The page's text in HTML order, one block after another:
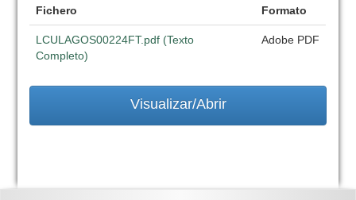
Fichero Formato
LCULAGOS00224FT.pdf (Texto
Completo)
Adobe PDF
Visualizar/Abrir